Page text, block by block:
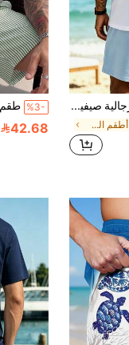
مجموعة شاطئ رجالية صيفية كاجوال من جينيا مكونة من سترة مطبوعة بأشجار جوز الهند وبنطال مستقيم، مناسبة للمنزل والخارج والمدينة والشارع والترفيه والشباب والحرم الجامعي والطراز الرجعي والمتعدد الاستخدامات والأنيق والشخصي والرياضي
في قصير أطقم الشاطئ للرجال
%3-
42.68